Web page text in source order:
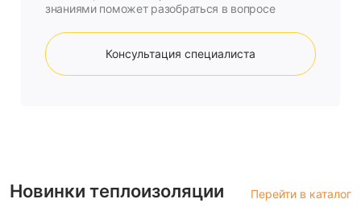
знаниями поможет разобраться в вопросе
Консультация специалиста
Новинки теплоизоляции Перейти в каталог